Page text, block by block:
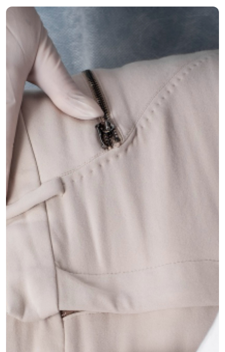
(açúcar) que se ligou à hemoglobina, uma
proteína presente nas células vermelhas
do sangue. Como a vida útil […]